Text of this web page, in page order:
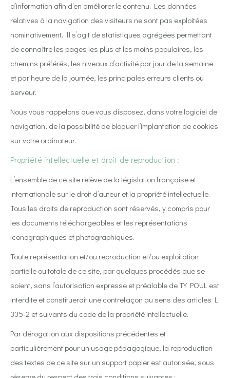
d’information afin d’en améliorer le contenu. Les données
relatives à la navigation des visiteurs ne sont pas exploitées
nominativement. Il s’agit de statistiques agrégées permettant
de connaître les pages les plus et les moins populaires, les
chemins préférés, les niveaux d’activité par jour de la semaine
et par heure de la journée, les principales erreurs clients ou
serveur.
Nous vous rappelons que vous disposez, dans votre logiciel de
navigation, de la possibilité de bloquer l’implantation de cookies
sur votre ordinateur.
Propriété intellectuelle et droit de reproduction :
L’ensemble de ce site relève de la législation française et
internationale sur le droit d’auteur et la propriété intellectuelle.
Tous les droits de reproduction sont réservés, y compris pour
les documents téléchargeables et les représentations
iconographiques et photographiques.
Toute représentation et/ou reproduction et/ou exploitation
partielle ou totale de ce site, par quelques procédés que se
soient, sans l’autorisation expresse et préalable de TY POUL est
interdite et constituerait une contrefaçon au sens des articles L
335-2 et suivants du code de la propriété intellectuelle.
Par dérogation aux dispositions précédentes et
particulièrement pour un usage pédagogique, la reproduction
des textes de ce site sur un support papier est autorisée, sous